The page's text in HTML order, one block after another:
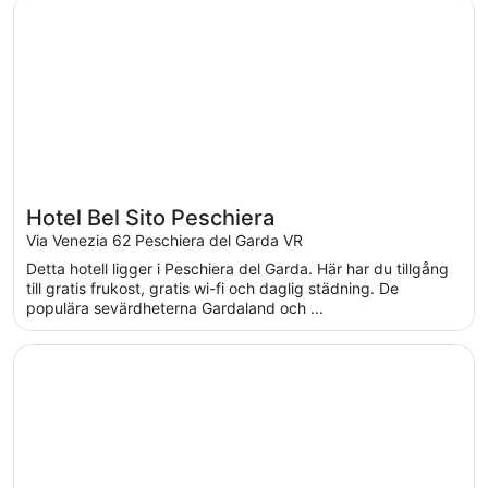
Hotel Bel Sito Peschiera
Via Venezia 62 Peschiera del Garda VR
Detta hotell ligger i Peschiera del Garda. Här har du tillgång
till gratis frukost, gratis wi-fi och daglig städning. De
populära sevärdheterna Gardaland och ...
Öppnas i ett nytt fönster
Campeggio del Garda